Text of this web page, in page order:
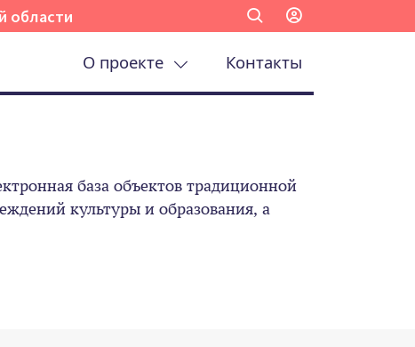
области
О проекте Контакты
база объектов традиционной
культуры и образования, а